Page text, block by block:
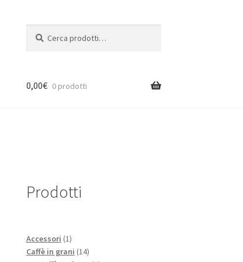
0,00€ 0 prodotti
Prodotti
Accessori 11
prodotto
Caffè in grani 1414